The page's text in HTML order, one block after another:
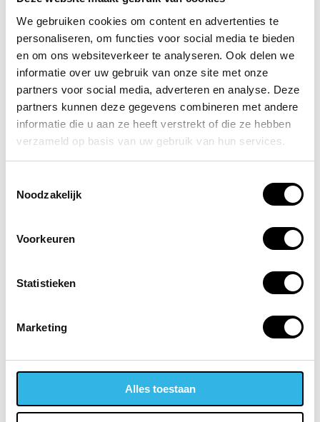
We gebruiken cookies om content en advertenties te
personaliseren, om functies voor social media te bieden
en om ons websiteverkeer te analyseren. Ook delen we
informatie over uw gebruik van onze site met onze
partners voor social media, adverteren en analyse. Deze
partners kunnen deze gegevens combineren met andere
informatie die u aan ze heeft verstrekt of die ze hebben
verzameld op basis van uw gebruik van hun services.
Noodzakelijk
Voorkeuren
Statistieken
Marketing
Alles toestaan
hebben voor overzicht gezorgd en een
duidelijk beeld gecreëerd van overbodige
producten en diensten. Janet is een hele
fijne gesprekspartner. We zijn er trots op
dat LantarenVenster voor Flexcom heeft
gekozen.”
Janet gaf aan dat er enkele punten zijn
werden direct netjes en snel opgepakt. De
er zelfs toe dat Flexcom inmiddels ook is
gevraagd mee te denken in de groeiende vraag
naar camerabewaking, toegangscontrole en het
verbeteren van internetdiensten en
cloudoplossingen.